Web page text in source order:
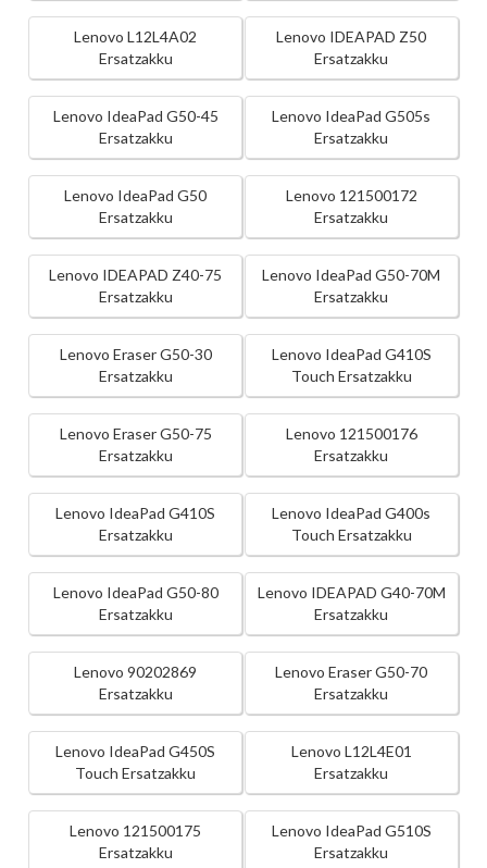
Lenovo L12L4A02
Ersatzakku
Lenovo IDEAPAD Z50
Ersatzakku
Lenovo IdeaPad G50-45
Ersatzakku
Lenovo IdeaPad G505s
Ersatzakku
Lenovo IdeaPad G50
Ersatzakku
Lenovo 121500172
Ersatzakku
Lenovo IDEAPAD Z40-75
Ersatzakku
Lenovo IdeaPad G50-70M
Ersatzakku
Lenovo Eraser G50-30
Ersatzakku
Lenovo IdeaPad G410S
Touch Ersatzakku
Lenovo Eraser G50-75
Ersatzakku
Lenovo 121500176
Ersatzakku
Lenovo IdeaPad G410S
Ersatzakku
Lenovo IdeaPad G400s
Touch Ersatzakku
Lenovo IdeaPad G50-80
Ersatzakku
Lenovo IDEAPAD G40-70M
Ersatzakku
Lenovo 90202869
Ersatzakku
Lenovo Eraser G50-70
Ersatzakku
Lenovo IdeaPad G450S
Touch Ersatzakku
Lenovo L12L4E01
Ersatzakku
Lenovo 121500175
Ersatzakku
Lenovo IdeaPad G510S
Ersatzakku